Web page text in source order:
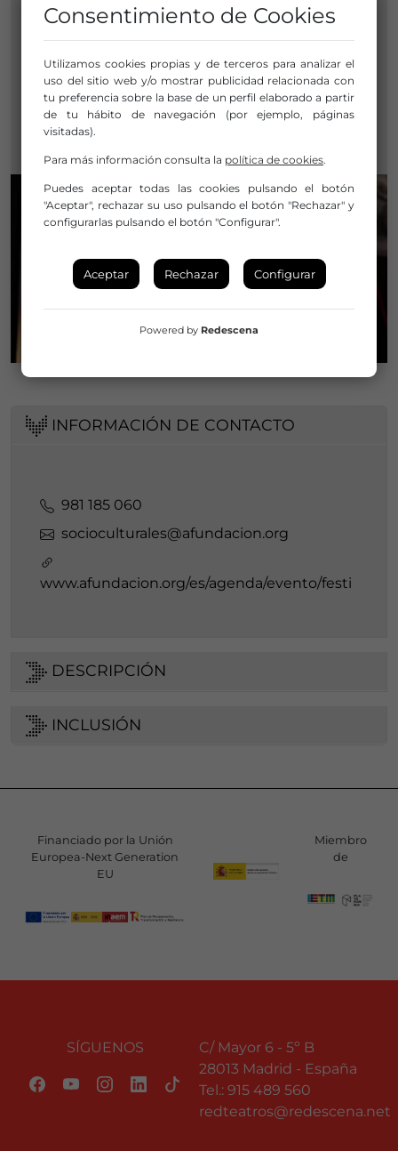
MULTIDISCIPLINAR
De Mayo a Octubre
PONTEVEDRA (Pontevedra)
Galicia / Galiza
INFORMACIÓN DE CONTACTO
981 185 060
socioculturales@afundacion.org
www.afundacion.org/es/agenda/evento/festi
DESCRIPCIÓN
INCLUSIÓN
Financiado por la Unión
Europea-Next Generation
EU
Miembro
de
SÍGUENOS
C/ Mayor 6 - 5º B
28013 Madrid - España
Tel.: 915 489 560
redteatros@redescena.net
Consentimiento de Cookies
Utilizamos cookies propias y de terceros para analizar el
uso del sitio web y/o mostrar publicidad relacionada con
tu preferencia sobre la base de un perfil elaborado a partir
de tu hábito de navegación (por ejemplo, páginas
visitadas).
Para más información consulta la política de cookies.
Puedes aceptar todas las cookies pulsando el botón
"Aceptar", rechazar su uso pulsando el botón "Rechazar" y
configurarlas pulsando el botón "Configurar".
Aceptar Rechazar Configurar
Powered by Redescena